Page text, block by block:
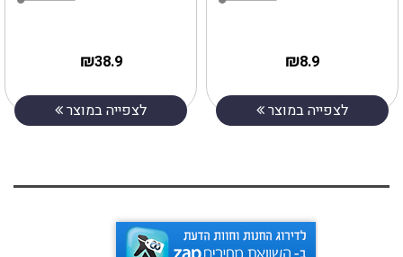
38.9
₪
לצפייה במוצר
8.9
₪
לצפייה במוצר